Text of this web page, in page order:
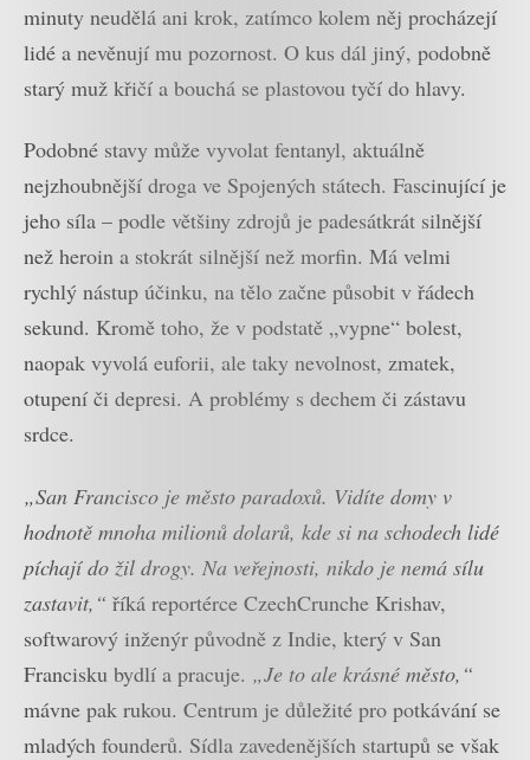
minuty neudělá ani krok, zatímco kolem něj procházejí
lidé a nevěnují mu pozornost. O kus dál jiný, podobně
starý muž křičí a bouchá se plastovou tyčí do hlavy.
Podobné stavy může vyvolat fentanyl, aktuálně
nejzhoubnější droga ve Spojených státech. Fascinující je
jeho síla – podle většiny zdrojů je padesátkrát silnější
než heroin a stokrát silnější než morfin. Má velmi
rychlý nástup účinku, na tělo začne působit v řádech
sekund. Kromě toho, že v podstatě „vypne“ bolest,
naopak vyvolá euforii, ale taky nevolnost, zmatek,
otupení či depresi. A problémy s dechem či zástavu
srdce.
„San Francisco je město paradoxů. Vidíte domy v
hodnotě mnoha milionů dolarů, kde si na schodech lidé
píchají do žil drogy. Na veřejnosti, nikdo je nemá sílu
zastavit,“ říká reportérce CzechCrunche Krishav,
softwarový inženýr původně z Indie, který v San
Francisku bydlí a pracuje. „Je to ale krásné město,“
mávne pak rukou. Centrum je důležité pro potkávání se
mladých founderů. Sídla zavedenějších startupů se však